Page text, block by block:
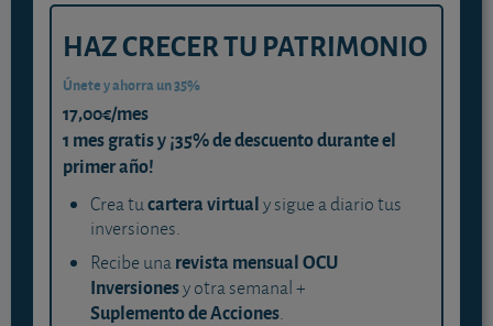
HAZ CRECER TU PATRIMONIO
Únete y ahorra un 35%
17,00€/mes
1 mes gratis y ¡35% de descuento durante el
primer año!
Crea tucartera virtualy sigue a diario tus
inversiones.
Recibe unarevista mensual OCU
Inversionesy otra semanal +
Suplemento de Acciones.